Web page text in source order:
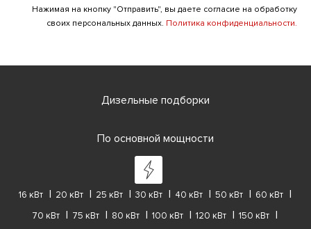
Нажимая на кнопку "Отправить", вы даете согласие на обработку
своих персональных данных. Политика конфиденциальности.
Дизельные подборки
По основной мощности
16 кВт 20 кВт 25 кВт 30 кВт 40 кВт 50 кВт
60 кВт
70 кВт
75 кВт 80 кВт 100 кВт 120 кВт
150 кВт